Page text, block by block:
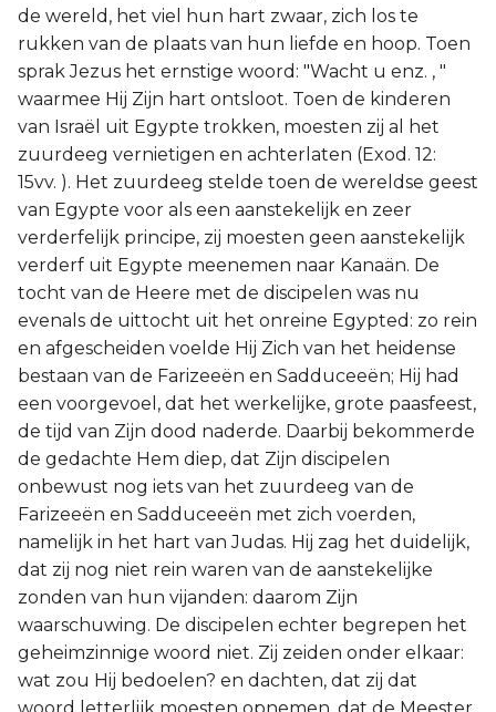
de wereld, het viel hun hart zwaar, zich los te
rukken van de plaats van hun liefde en hoop. Toen
sprak Jezus het ernstige woord: "Wacht u enz. , "
waarmee Hij Zijn hart ontsloot. Toen de kinderen
van Israël uit Egypte trokken, moesten zij al het
zuurdeeg vernietigen en achterlaten (Exod. 12:
15vv. ). Het zuurdeeg stelde toen de wereldse geest
van Egypte voor als een aanstekelijk en zeer
verderfelijk principe, zij moesten geen aanstekelijk
verderf uit Egypte meenemen naar Kanaän. De
tocht van de Heere met de discipelen was nu
evenals de uittocht uit het onreine Egypted: zo rein
en afgescheiden voelde Hij Zich van het heidense
bestaan van de Farizeeën en Sadduceeën; Hij had
een voorgevoel, dat het werkelijke, grote paasfeest,
de tijd van Zijn dood naderde. Daarbij bekommerde
de gedachte Hem diep, dat Zijn discipelen
onbewust nog iets van het zuurdeeg van de
Farizeeën en Sadduceeën met zich voerden,
namelijk in het hart van Judas. Hij zag het duidelijk,
dat zij nog niet rein waren van de aanstekelijke
zonden van hun vijanden: daarom Zijn
waarschuwing. De discipelen echter begrepen het
geheimzinnige woord niet. Zij zeiden onder elkaar:
wat zou Hij bedoelen? en dachten, dat zij dat